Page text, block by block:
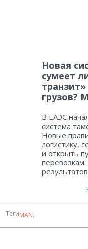
Новая
сумеет
грузов?
В ЕАЭС
система
Новые
логистику,
и открыть
ТегиMAN.